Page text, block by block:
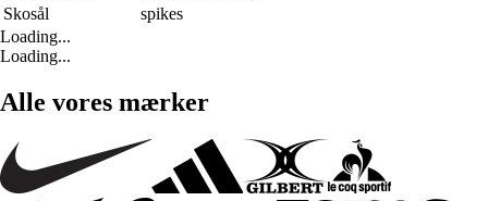
Skosål
spikes
Loading...
Loading...
Alle vores mærker